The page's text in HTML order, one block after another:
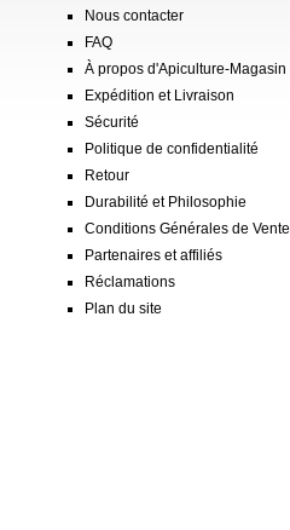
Nous contacter
FAQ
À propos d'Apiculture-Magasin
Expédition et Livraison
Sécurité
Politique de confidentialité
Retour
Durabilité et Philosophie
Conditions Générales de Vente
Partenaires et affiliés
Réclamations
Plan du site